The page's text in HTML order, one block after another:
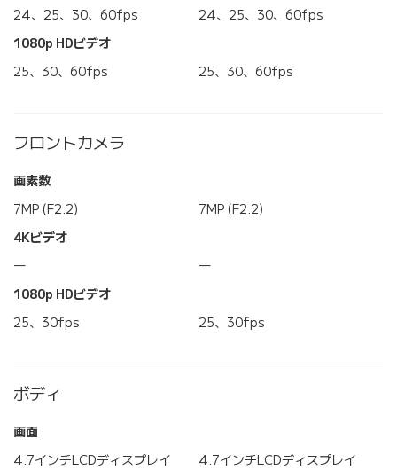
24、25、30、60fps
24、25、30、60fps
1080p HDビデオ
25、30、60fps
25、30、60fps
フロントカメラ
画素数
7MP (F2.2)
7MP (F2.2)
4Kビデオ
―
―
1080p HDビデオ
25、30fps
25、30fps
ボディ
画面
4.7インチLCDディスプレイ
4.7インチLCDディスプレイ